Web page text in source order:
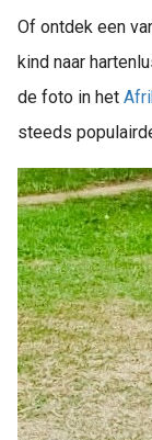
Of ontdek een
kind naar
de foto in het
steeds